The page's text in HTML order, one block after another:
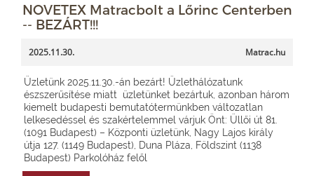
NOVETEX Matracbolt a Lőrinc Centerben
-- BEZÁRT!!!
2025.11.30. Matrac.hu
Üzletünk 2025.11.30.-án bezárt! Üzlethálózatunk
észszerűsítése miatt üzletünket bezártuk, azonban három
kiemelt budapesti bemutatótermünkben változatlan
lelkesedéssel és szakértelemmel várjuk Önt: Üllői út 81.
(1091 Budapest) – Központi üzletünk, Nagy Lajos király
útja 127. (1149 Budapest), Duna Pláza, Földszint (1138
Budapest) Parkolóház felől